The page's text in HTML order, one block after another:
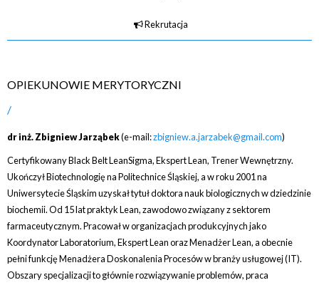
Rekrutacja
OPIEKUNOWIE MERYTORYCZNI
dr inż. Zbigniew Jarząbek(e-mail:zbigniew.a.jarzabek@gmail.com)
Certyfikowany Black Belt LeanSigma, Ekspert Lean, Trener Wewnętrzny.
Ukończył Biotechnologię na Politechnice Śląskiej, a w roku 2001 na
Uniwersytecie Śląskim uzyskał tytuł doktora nauk biologicznych w dziedzinie
biochemii. Od 15 lat praktyk Lean, zawodowo związany z sektorem
farmaceutycznym. Pracował w organizacjach produkcyjnych jako
Koordynator Laboratorium, Ekspert Lean oraz Menadżer Lean, a obecnie
pełni funkcję Menadżera Doskonalenia Procesów w branży usługowej (IT).
Obszary specjalizacji to głównie rozwiązywanie problemów, praca